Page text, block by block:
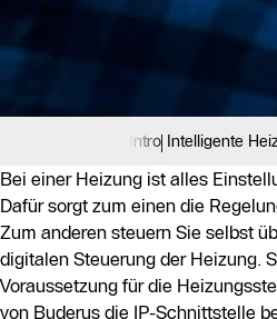
Intro Intelligente
Bei einer Heizung ist alles
Dafür sorgt zum einen die
Zum anderen steuern Sie selbst
digitalen Steuerung der Heizung.
Voraussetzung für die
von Buderus die IP-Schnittstelle